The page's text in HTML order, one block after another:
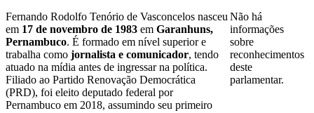
Fernando Rodolfo Tenório de Vasconcelos nasceu
em 17 de novembro de 1983 em Garanhuns,
Pernambuco. É formado em nível superior e
trabalha como jornalista e comunicador, tendo
atuado na mídia antes de ingressar na política.
Filiado ao Partido Renovação Democrática
(PRD), foi eleito deputado federal por
Pernambuco em 2018, assumindo seu primeiro
Não há
informações
sobre
reconhecimentos
deste
parlamentar.